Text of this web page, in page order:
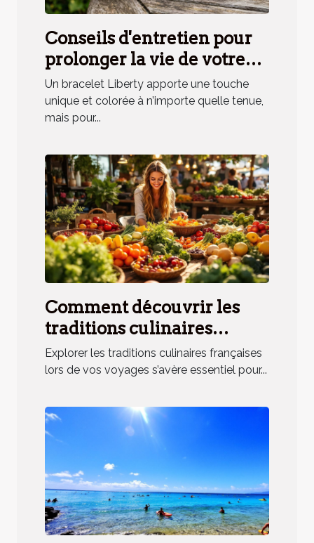
Conseils d'entretien pour
prolonger la vie de votre
bracelet Liberty
Un bracelet Liberty apporte une touche
unique et colorée à n’importe quelle tenue,
mais pour...
Comment découvrir les
traditions culinaires
françaises lors de vos
voyages ?
Explorer les traditions culinaires françaises
lors de vos voyages s’avère essentiel pour...